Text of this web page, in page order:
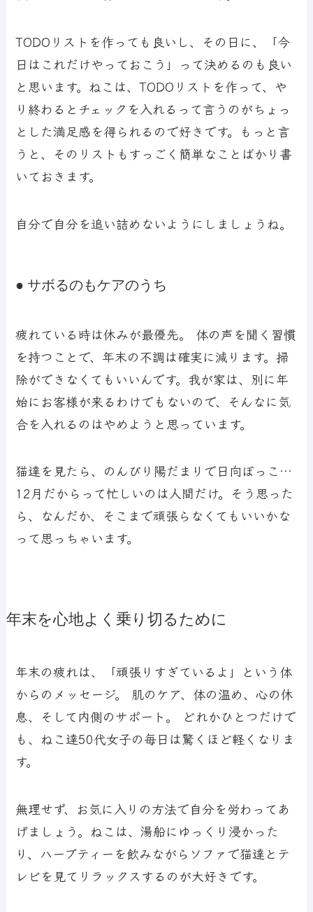
TODOリストを作っても良いし、その日に、「今
日はこれだけやっておこう」って決めるのも良い
と思います。ねこは、TODOリストを作って、や
り終わるとチェックを入れるって言うのがちょっ
とした満足感を得られるので好きです。もっと言
うと、そのリストもすっごく簡単なことばかり書
いておきます。
自分で自分を追い詰めないようにしましょうね。
● サボるのもケアのうち
疲れている時は休みが最優先。 体の声を聞く習慣
を持つことで、年末の不調は確実に減ります。掃
除ができなくてもいいんです。我が家は、別に年
始にお客様が来るわけでもないので、そんなに気
合を入れるのはやめようと思っています。
猫達を見たら、のんびり陽だまりで日向ぼっこ…
12月だからって忙しいのは人間だけ。そう思った
ら、なんだか、そこまで頑張らなくてもいいかな
って思っちゃいます。
年末を心地よく乗り切るために
年末の疲れは、「頑張りすぎているよ」という体
からのメッセージ。 肌のケア、体の温め、心の休
息、そして内側のサポート。 どれかひとつだけで
も、ねこ達50代女子の毎日は驚くほど軽くなりま
す。
無理せず、お気に入りの方法で自分を労わってあ
げましょう。ねこは、湯船にゆっくり浸かった
り、ハーブティーを飲みながらソファで猫達とテ
レビを見てリラックスするのが大好きです。